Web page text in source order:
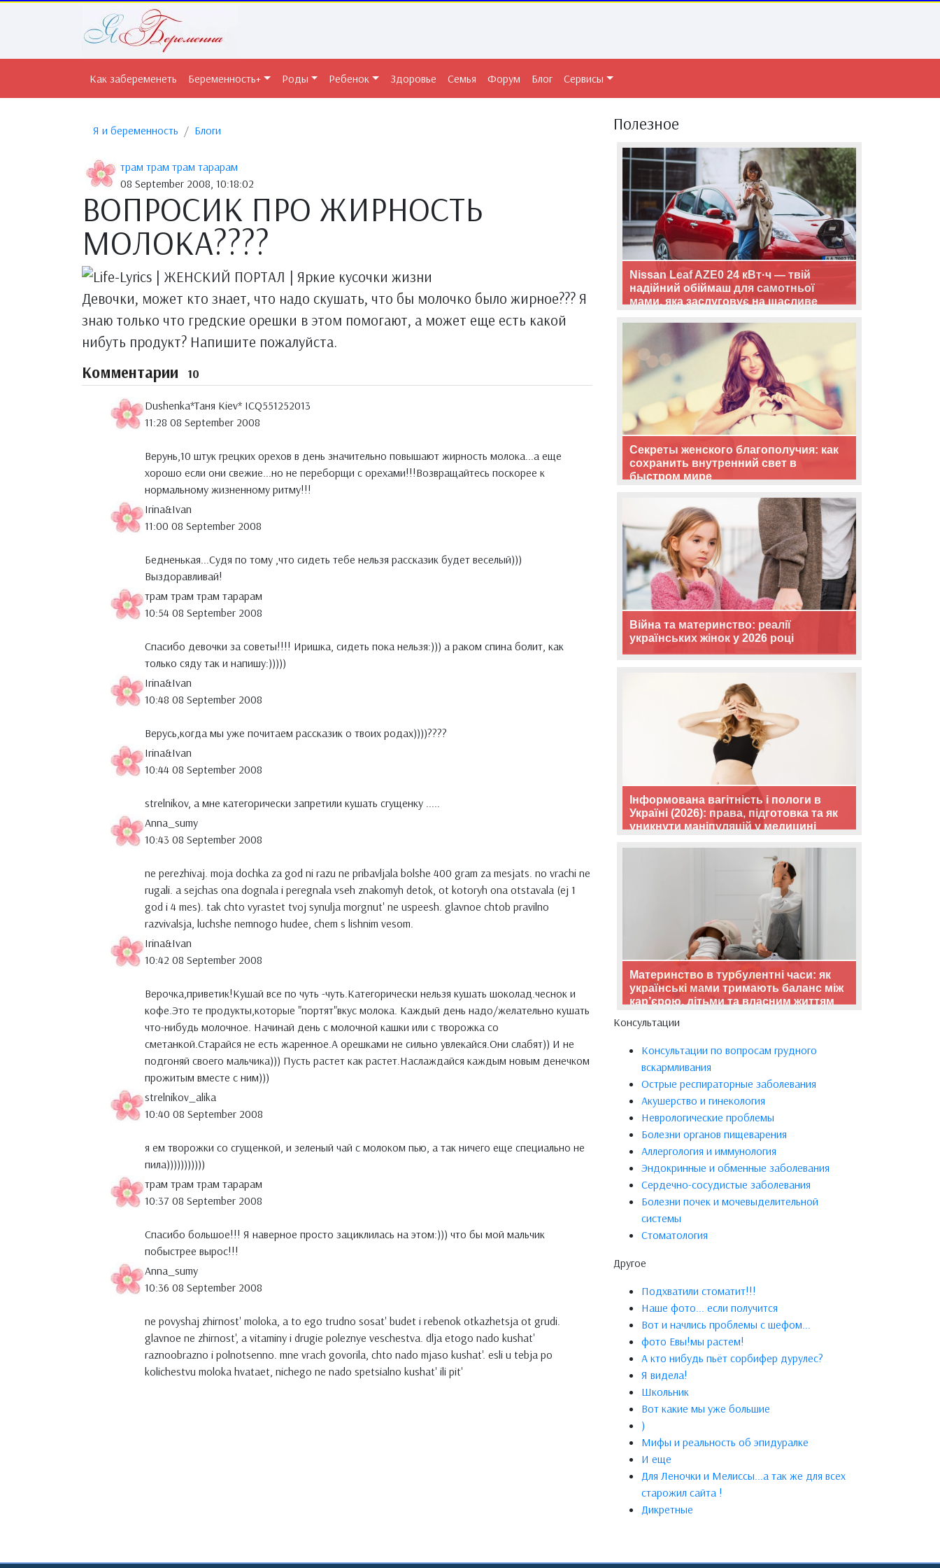
Как забеременеть Беременность+ Роды Ребенок Здоровье Семья Форум Блог Сервисы
Я и беременность Блоги
трам трам трам тарарам
08 September 2008, 10:18:02
ВОПРОСИК ПРО ЖИРНОСТЬ
МОЛОКА????
Девочки, может кто знает, что надо скушать, что бы молочко было жирное??? Я
знаю только что гредские орешки в этом помогают, а может еще есть какой
нибуть продукт? Напишите пожалуйста.
Комментарии 10
Dushenka*Таня Kiev* ICQ551252013
11:28 08 September 2008
Верунь,10 штук грецких орехов в день значительно повышают жирность молока...а еще
хорошо если они свежие...но не переборщи с орехами!!!Возвращайтесь поскорее к
нормальному жизненному ритму!!!
Irina&Ivan
11:00 08 September 2008
Бедненькая...Судя по тому ,что сидеть тебе нельзя рассказик будет веселый)))
Выздоравливай!
трам трам трам тарарам
10:54 08 September 2008
Спасибо девочки за советы!!!! Иришка, сидеть пока нельзя:))) а раком спина болит, как
только сяду так и напишу:)))))
Irina&Ivan
10:48 08 September 2008
Верусь,когда мы уже почитаем рассказик о твоих родах))))????
Irina&Ivan
10:44 08 September 2008
strelnikov, а мне категорически запретили кушать сгущенку .....
Anna_sumy
10:43 08 September 2008
ne perezhivaj. moja dochka za god ni razu ne pribavljala bolshe 400 gram za mesjats. no vrachi ne
rugali. a sejchas ona dognala i peregnala vseh znakomyh detok, ot kotoryh ona otstavala (ej 1
god i 4 mes). tak chto vyrastet tvoj synulja morgnut' ne uspeesh. glavnoe chtob pravilno
razvivalsja, luchshe nemnogo hudee, chem s lishnim vesom.
Irina&Ivan
10:42 08 September 2008
Верочка,приветик!Кушай все по чуть -чуть.Категорически нельзя кушать шоколад.чеснок и
кофе.Это те продукты,которые "портят"вкус молока. Каждый день надо/желательно кушать
что-нибудь молочное. Начинай день с молочной кашки или с творожка со
сметанкой.Старайся не есть жаренное.А орешками не сильно увлекайся.Они слабят)) И не
подгоняй своего мальчика))) Пусть растет как растет.Наслаждайся каждым новым денечком
прожитым вместе с ним)))
strelnikov_alika
10:40 08 September 2008
я ем творожки со сгущенкой, и зеленый чай с молоком пью, а так ничего еще специально не
пила)))))))))))
трам трам трам тарарам
10:37 08 September 2008
Спасибо большое!!! Я наверное просто зациклилась на этом:))) что бы мой мальчик
побыстрее вырос!!!
Anna_sumy
10:36 08 September 2008
ne povyshaj zhirnost' moloka, a to ego trudno sosat' budet i rebenok otkazhetsja ot grudi.
glavnoe ne zhirnost', a vitaminy i drugie poleznye veschestva. dlja etogo nado kushat'
raznoobrazno i polnotsenno. mne vrach govorila, chto nado mjaso kushat'. esli u tebja po
kolichestvu moloka hvataet, nichego ne nado spetsialno kushat' ili pit'
Полезное
Nissan Leaf AZE0 24 кВт·ч — твій
надійний обіймаш для самотньої
мами, яка заслуговує на щасливе
Секреты женского благополучия: как
сохранить внутренний свет в
быстром мире
Війна та материнство: реалії
українських жінок у 2026 році
Інформована вагітність і пологи в
Україні (2026): права, підготовка та як
уникнути маніпуляцій у медицині
Материнство в турбулентні часи: як
українські мами тримають баланс між
кар’єрою, дітьми та власним життям
Консультации
Консультации по вопросам грудного
вскармливания
Острые респираторные заболевания
Акушерство и гинекология
Неврологические проблемы
Болезни органов пищеварения
Аллергология и иммунология
Эндокринные и обменные заболевания
Сердечно-сосудистые заболевания
Болезни почек и мочевыделительной
системы
Стоматология
Другое
Подхватили стоматит!!!
Наше фото... если получится
Вот и начлись проблемы с шефом...
фото Евы!мы растем!
А кто нибудь пьёт сорбифер дурулес?
Я видела!
Школьник
Вот какие мы уже большие
)
Мифы и реальность об эпидуралке
И еще
Для Леночки и Мелиссы...а так же для всех
старожил сайта !
Дикретные